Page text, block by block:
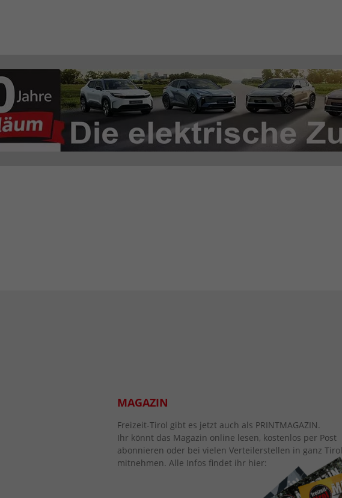
MAGAZIN
Freizeit-Tirol gibt es jetzt auch als PRINTMAGAZIN.
Ihr könnt das Magazin online lesen, kostenlos per Post
abonnieren oder bei vielen Verteilerstellen in ganz Tirol
mitnehmen. Alle Infos findet ihr hier: